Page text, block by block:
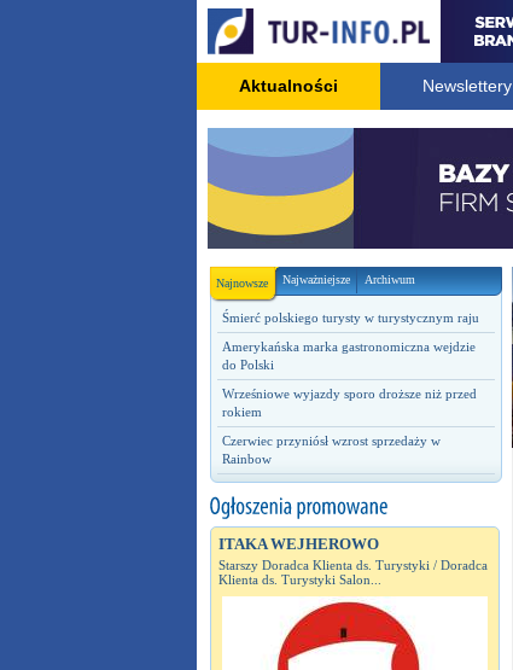
Aktualności Newslettery
Najnowsze Najważniejsze Archiwum
Śmierć polskiego turysty w turystycznym raju
Amerykańska marka gastronomiczna wejdzie
do Polski
Wrześniowe wyjazdy sporo droższe niż przed
rokiem
Czerwiec przyniósł wzrost sprzedaży w
Rainbow
ITAKA WEJHEROWO
Starszy Doradca Klienta ds. Turystyki / Doradca
Klienta ds. Turystyki Salon...